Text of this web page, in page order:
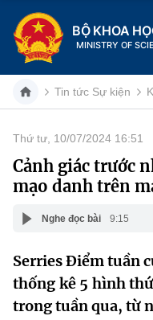
BỘ KHOA
MINISTRY OF
Danh mục
Trang chủ
Giới thiệu
Chức năng nhiệm vụ
Cơ cấu tổ chức
Tin tức sự kiện
Khoa học và Công
Dịch vụ công
Tin tức Sự kiện
Thứ tư, 10/07/2024 16:51
Cảnh giác trước
mạo danh trên
Nghe đọc bài 9:15
Serries Điểm tuần
thống kê 5 hình
trong tuần qua, từ